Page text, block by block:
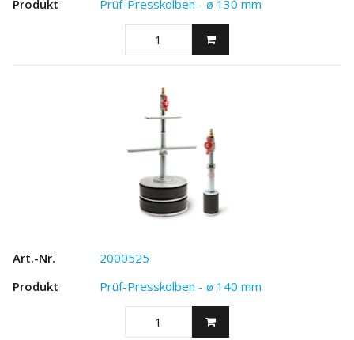
Prüf-Presskolben - ø 130 mm
2000525
Prüf-Presskolben - ø 140 mm